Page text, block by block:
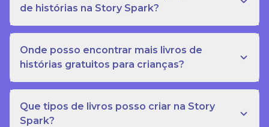
de histórias na Story Spark?
Onde posso encontrar mais livros de
histórias gratuitos para crianças?
Que tipos de livros posso criar na Story
Spark?